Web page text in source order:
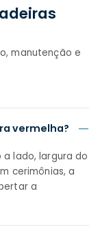
manutenção e
vermelha?
lado, largura do
cerimônias, a
a